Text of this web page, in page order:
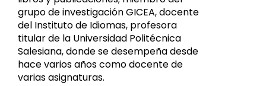
grupo de investigación GICEA, docente
del Instituto de Idiomas, profesora
titular de la Universidad Politécnica
Salesiana, donde se desempeña desde
hace varios años como docente de
varias asignaturas.